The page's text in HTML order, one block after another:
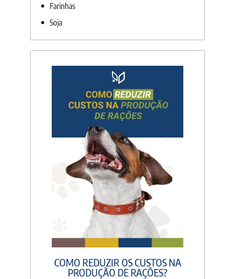
Farinhas
Soja
COMO REDUZIR OS CUSTOS NA
PRODUÇÃO DE RAÇÕES?